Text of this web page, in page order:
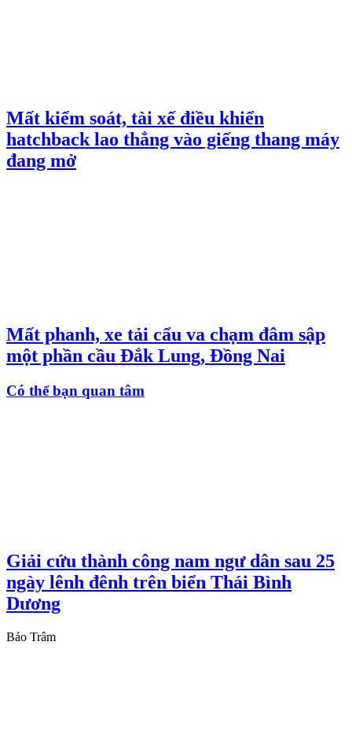
Mất kiểm soát, tài xế điều khiển
hatchback lao thẳng vào giếng thang máy
đang mở
Mất phanh, xe tải cẩu va chạm đâm sập
một phần cầu Đắk Lung, Đồng Nai
Có thể bạn quan tâm
Giải cứu thành công nam ngư dân sau 25
ngày lênh đênh trên biển Thái Bình
Dương
Bảo Trâm